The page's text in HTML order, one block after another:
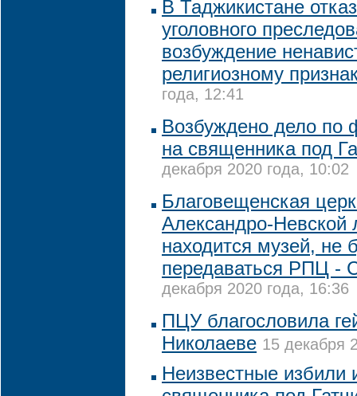
В Таджикистане
уголовного
возбуждение
религиозному
года, 12:41
Возбуждено дело по
на священника под
декабря 2020 года, 10:02
Благовещенская
Александро-Невской
находится музей, не
передаваться РПЦ -
декабря 2020 года, 16:36
ПЦУ благословила
Николаеве 15 декабря
Неизвестные избили